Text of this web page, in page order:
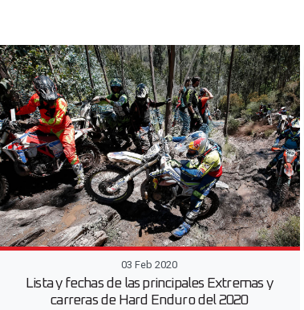
03 Feb 2020
Lista y fechas de las principales Extremas y
carreras de Hard Enduro del 2020